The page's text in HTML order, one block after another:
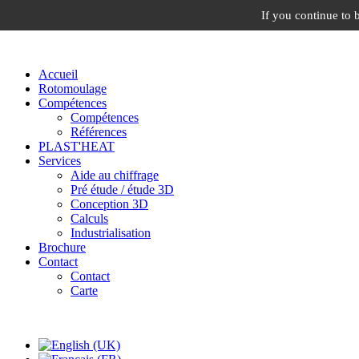
Accueil
Rotomoulage
Compétences
Compétences
Références
PLAST'HEAT
Services
Aide au chiffrage
Pré étude / étude 3D
Conception 3D
Calculs
Industrialisation
Brochure
Contact
Contact
Carte
If you continue to